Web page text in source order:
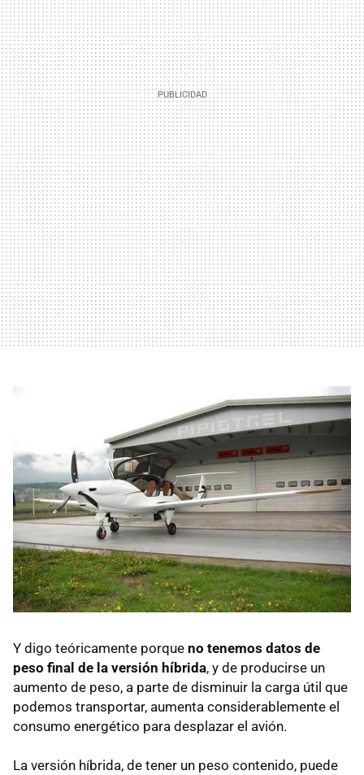
Y digo teóricamente porque no tenemos datos de
peso final de la versión híbrida, y de producirse un
aumento de peso, a parte de disminuir la carga útil que
podemos transportar, aumenta considerablemente el
consumo energético para desplazar el avión.
La versión híbrida, de tener un peso contenido, puede